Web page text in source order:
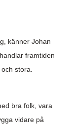
känner Johan
framtiden
stora.
bra folk, vara
vidare på